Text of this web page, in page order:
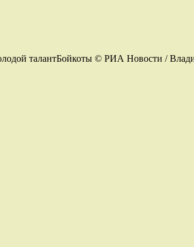
талантБойкоты © РИА Новости /